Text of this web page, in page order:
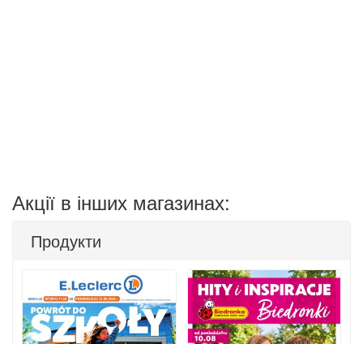
Акції в інших магазинах:
Продукти